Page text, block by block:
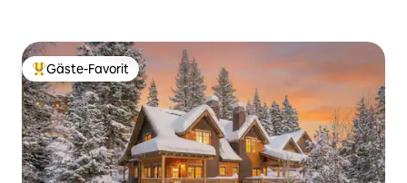
Beliebter Gäste-Favorit.
Gäste-Favorit